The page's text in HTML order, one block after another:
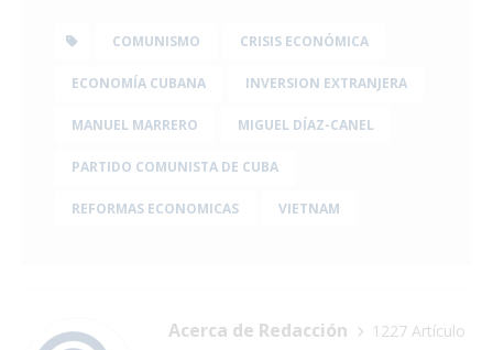
COMUNISMO CRISIS ECONÓMICA
ECONOMÍA CUBANA INVERSION EXTRANJERA
MANUEL MARRERO MIGUEL DÍAZ-CANEL
PARTIDO COMUNISTA DE CUBA
REFORMAS ECONOMICAS VIETNAM
Acerca de Redacción
1227 Artículo